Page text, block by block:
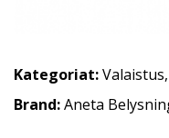
Kategoriat:Valaistus,
Brand:Aneta